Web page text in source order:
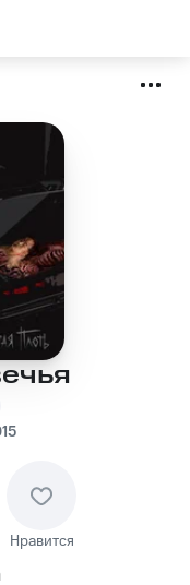
Нравится